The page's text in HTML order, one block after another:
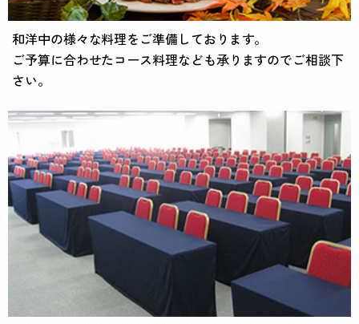
和洋中の様々な料理をご準備しております。
ご予算に合わせたコース料理なども承りますのでご相談下
さい。